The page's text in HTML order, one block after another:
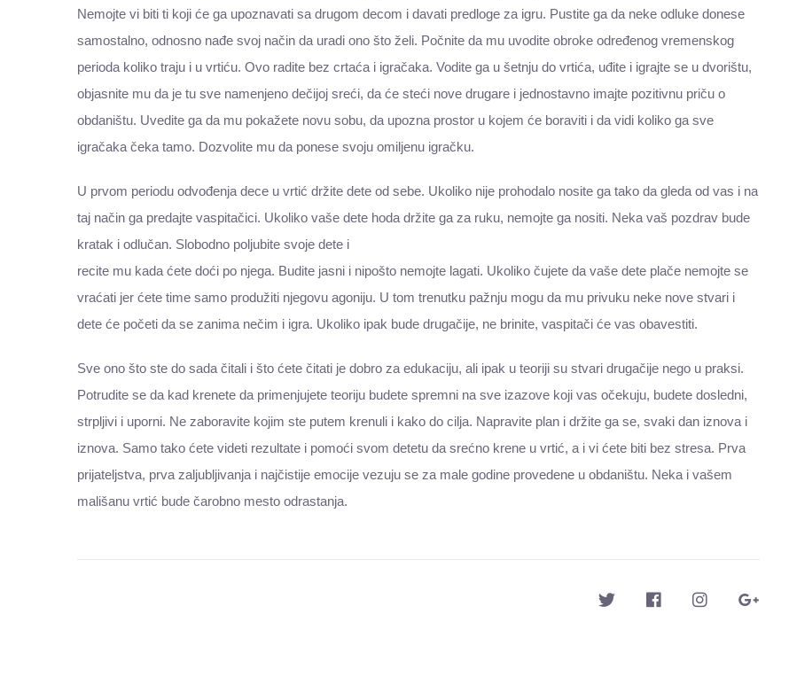
Nemojte vi biti ti koji će ga upoznavati sa drugom decom i davati predloge za igru. Pustite ga da neke odluke donese
samostalno, odnosno nađe svoj način da uradi ono što želi. Počnite da mu uvodite obroke određenog vremenskog
perioda koliko traju i u vrtiću. Ovo radite bez crtaća i igračaka. Vodite ga u šetnju do vrtića, uđite i igrajte se u dvorištu,
objasnite mu da je tu sve namenjeno dečijoj sreći, da će steći nove drugare i jednostavno imajte pozitivnu priču o
obdaništu. Uvedite ga da mu pokažete novu sobu, da upozna prostor u kojem će boraviti i da vidi koliko ga sve
igračaka čeka tamo. Dozvolite mu da ponese svoju omiljenu igračku.
U prvom periodu odvođenja dece u vrtić držite dete od sebe. Ukoliko nije prohodalo nosite ga tako da gleda od vas i na
taj način ga predajte vaspitačici. Ukoliko vaše dete hoda držite ga za ruku, nemojte ga nositi. Neka vaš pozdrav bude
kratak i odlučan. Slobodno poljubite svoje dete i
recite mu kada ćete doći po njega. Budite jasni i nipošto nemojte lagati. Ukoliko čujete da vaše dete plače nemojte se
vraćati jer ćete time samo produžiti njegovu agoniju. U tom trenutku pažnju mogu da mu privuku neke nove stvari i
dete će početi da se zanima nečim i igra. Ukoliko ipak bude drugačije, ne brinite, vaspitači će vas obavestiti.
Sve ono što ste do sada čitali i što ćete čitati je dobro za edukaciju, ali ipak u teoriji su stvari drugačije nego u praksi.
Potrudite se da kad krenete da primenjujete teoriju budete spremni na sve izazove koji vas očekuju, budete dosledni,
strpljivi i uporni. Ne zaboravite kojim ste putem krenuli i kako do cilja. Napravite plan i držite ga se, svaki dan iznova i
iznova. Samo tako ćete videti rezultate i pomoći svom detetu da srećno krene u vrtić, a i vi ćete biti bez stresa. Prva
prijateljstva, prva zaljubljivanja i najčistije emocije vezuju se za male godine provedene u obdaništu. Neka i vašem
mališanu vrtić bude čarobno mesto odrastanja.